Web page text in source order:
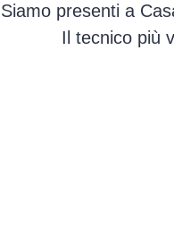
Siamo presenti a
Il tecnico più